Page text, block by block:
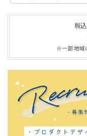
税
※一部地域